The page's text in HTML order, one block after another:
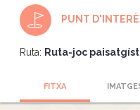
PUNT
Ruta: Ruta-joc
FITXA